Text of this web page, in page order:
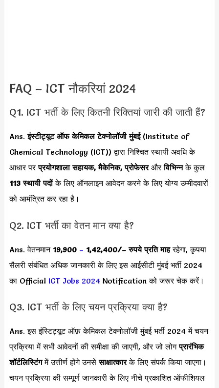
FAQ – ICT नौकरियां 2024
Q1. ICT भर्ती के लिए कितनी रिक्तियां जारी की जाती हैं?
Ans.इंस्टीट्यूट ऑफ केमिकल टेक्नोलॉजी मुंबई(Institute of
Chemical Technology (ICT)) द्वारा निश्चित स्थायी अवधि के
आधार परप्रयोगशाला सहायक, मैकेनिक, प्रोफेसर औरविभिन्नके कुल
113 स्थायी पदोंके लिए ऑनलाइन आवेदन करने के लिए योग्य उम्मीदवारों
को आमंत्रित कर रहा है।
Q2. ICT भर्ती का वेतन मान क्या है?
Ans. वेतनमान 19,900 – 1,42,400/– रुपये प्रति माहरहेगा, कृपया
सैलरी संबंधित अधिक जानकारी के लिए इस आईसीटी मुंबई भर्ती 2024
का Official ICT Jobs 2024 Notification को जरूर चेक करें।
Q3. ICT भर्ती के लिए चयन प्रक्रिया क्या है?
Ans. इस इंस्टिट्यूट ऑफ़ केमिकल टेक्नोलॉजी मुंबई भर्ती 2024 में चयन
प्रक्रिया में सभी आवेदनों की समीक्षा की जाएगी, और जो लोगप्रारंभिक
शॉर्टलिस्टिंगमें उत्तीर्ण होंगे उनसेसाक्षात्कारके लिए संपर्क किया जाएगा।
चयन प्रक्रिया की सम्पूर्ण जानकारी के लिए नीचे प्रकाशित ऑफीशियल